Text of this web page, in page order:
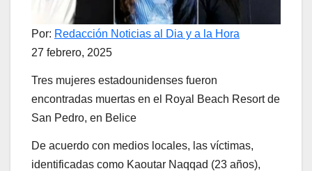
Por: Redacción Noticias al Dia y a la Hora
27 febrero, 2025
Tres mujeres estadounidenses fueron
encontradas muertas en el Royal Beach Resort de
San Pedro, en Belice
De acuerdo con medios locales, las víctimas,
identificadas como Kaoutar Naqqad (23 años),